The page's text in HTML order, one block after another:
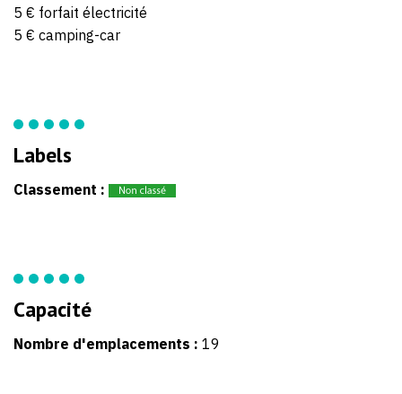
5 € forfait électricité
5 € camping-car
Labels
Classement :
Capacité
Nombre d'emplacements : 19